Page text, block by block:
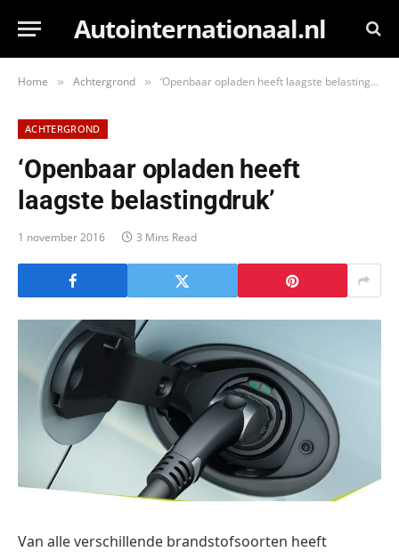
Autointernationaal.nl
Home » Achtergrond » ‘Openbaar opladen heeft laagste belastingdruk’
ACHTERGROND
‘Openbaar opladen heeft
laagste belastingdruk’
1 november 2016 3 Mins Read
Van alle verschillende brandstofsoorten heeft